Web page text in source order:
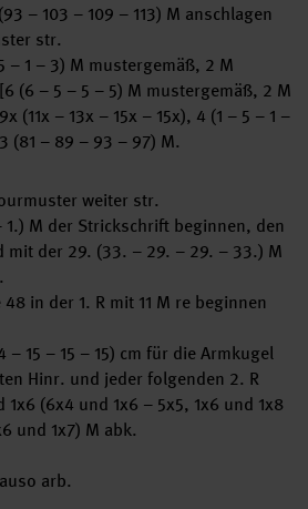
– 103 – 109 – 113) M anschlagen
str.
– 1 – 3) M mustergemäß, 2 M
(6 – 5 – 5 – 5) M mustergemäß, 2 M
(11x – 13x – 15x – 15x), 4 (1 – 5 – 1 –
(81 – 89 – 93 – 97) M.
weiter str.
1.) M der Strickschrift beginnen, den
der 29. (33. – 29. – 29. – 33.) M
in der 1. R mit 11 M re beginnen
– 15 – 15 – 15) cm für die Armkugel
Hinr. und jeder folgenden 2. R
(6x4 und 1x6 – 5x5, 1x6 und 1x8
und 1x7) M abk.
arb.